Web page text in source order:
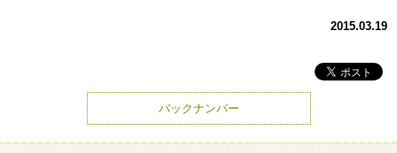
2015.03.19
バックナンバー